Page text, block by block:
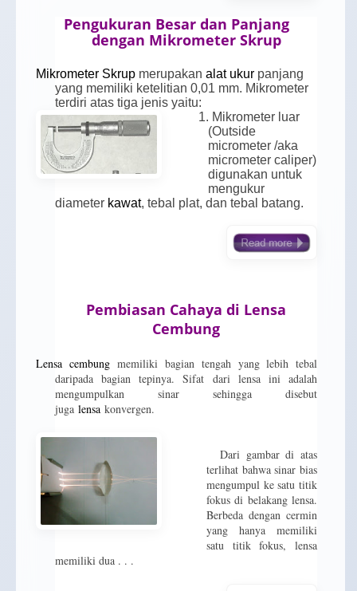
Pengukuran Besar dan Panjang
dengan Mikrometer Skrup
Mikrometer Skrup merupakan alat ukur panjang
yang memiliki ketelitian 0,01 mm. Mikrometer
terdiri atas tiga jenis yaitu:
1. Mikrometer luar
(Outside
micrometer /aka
micrometer caliper)
digunakan untuk
mengukur
diameter kawat, tebal plat, dan tebal batang.
Pembiasan Cahaya di Lensa
Cembung
Lensa cembungmemiliki bagian tengah yang lebih tebal
daripada bagian tepinya. Sifat dari lensa ini adalah
mengumpulkan sinar sehingga disebut
juga lensa konvergen.
Dari gambar di atas
terlihat bahwa sinar bias
mengumpul ke satu titik
fokus di belakang lensa.
Berbeda dengan cermin
yang hanya memiliki
satu titik fokus, lensa
memiliki dua . . .